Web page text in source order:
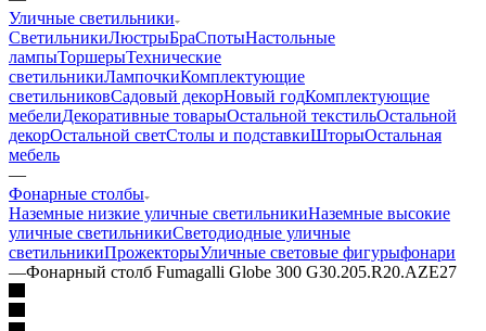
Уличные светильники
СветильникиЛюстрыБраСпотыНастольные
лампыТоршерыТехнические
светильникиЛампочкиКомплектующие
светильниковСадовый декорНовый годКомплектующие
мебелиДекоративные товарыОстальной текстильОстальной
декорОстальной светСтолы и подставкиШторыОстальная
мебель
—
Фонарные столбы
Наземные низкие уличные светильникиНаземные высокие
уличные светильникиСветодиодные уличные
светильникиПрожекторыУличные световые фигурыфонари
—Фонарный столб Fumagalli Globe 300 G30.205.R20.AZE27